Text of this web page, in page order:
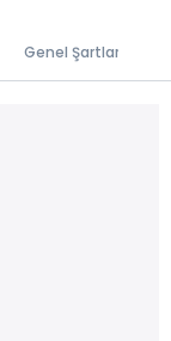
Genel Şartlar